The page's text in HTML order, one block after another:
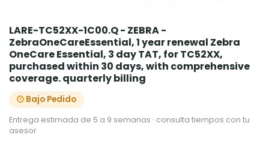
LARE-TC52XX-1C00.Q - ZEBRA -
ZebraOneCareEssential, 1 year renewal Zebra
OneCare Essential, 3 day TAT, for TC52XX,
purchased within 30 days, with comprehensive
coverage. quarterly billing
Bajo Pedido
Entrega estimada de 5 a 9 semanas · consulta tiempos con tu
asesor